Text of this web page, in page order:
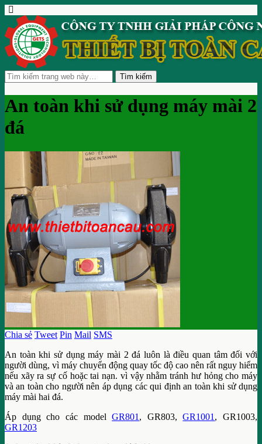
An toàn khi sử dụng máy mài 2
đá
Chia sẻ Tweet Pin Mail SMS
An toàn khi sử dụng máy mài 2 đá luôn là điều quan tâm đối với
người dùng, vì máy chuyển động quay tốc độ cao nên rất nguy hiểm
nếu xãy ra sự cố hoặc tai nạn. vì vậy nhằm tránh hư hỏng cho máy
và an toàn cho người nên áp dụng các qui định an toàn khi sử dụng
máy mài hai đá.
Áp dụng cho các modelGR801 , GR803,GR1001 , GR1003,
GR1203